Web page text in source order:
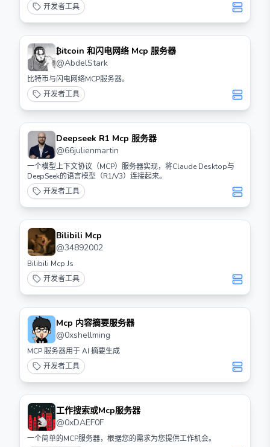
开发者工具
₿itcoin 和闪电网络 Mcp 服务器
@AbdelStark
比特币与闪电网络MCP服务器。
开发者工具
Deepseek R1 Mcp 服务器
@66julienmartin
一个模型上下文协议（MCP）服务器实现，将Claude Desktop与
DeepSeek的语言模型（R1/V3）连接起来。
开发者工具
Bilibili Mcp
@34892002
Bilibili Mcp Js
开发者工具
Mcp 内容摘要服务器
@0xshellming
MCP 服务器用于 AI 摘要生成
开发者工具
工作搜索或Mcp服务器
@0xDAEF0F
一个简单的MCP服务器，根据您的需求为您提供工作机会。